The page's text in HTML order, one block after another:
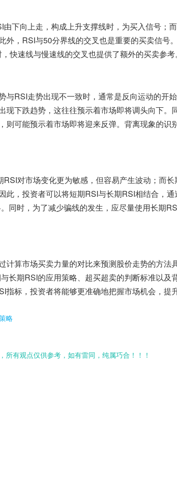
下向上走，构成上升支撑线时，为买入信号；
外，RSI与50分界线的交叉也是重要的买卖信号
快速线与慢速线的交叉也提供了额外的买卖参考。
RSI走势出现不一致时，通常是反向运动的开
下跌趋势，这往往预示着市场即将调头向下。
则可能预示着市场即将迎来反弹。背离现象的识
对市场变化更为敏感，但容易产生波动；而长
此，投资者可以将短期RSI与长期RSI相结合，通
同时，为了减少骗线的发生，应尽量使用长期
计算市场买卖力量的对比来预测股价走势的方法
长期RSI的应用策略、超买超卖的判断标准以及
标，投资者将能够更准确地把握市场机会，提
略
所有观点仅供参考，如有雷同，纯属巧合！！！